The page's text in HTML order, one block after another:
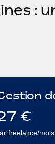
:
€
freelance/mois